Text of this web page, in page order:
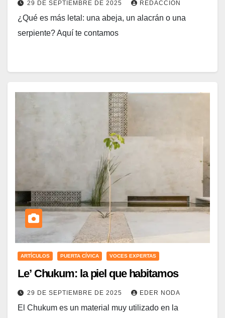
29 DE SEPTIEMBRE DE 2025 REDACCIÓN
¿Qué es más letal: una abeja, un alacrán o una
serpiente? Aquí te contamos
ARTÍCULOS PUERTA CÍVICA VOCES EXPERTAS
Le’ Chukum: la piel que habitamos
29 DE SEPTIEMBRE DE 2025 EDER NODA
El Chukum es un material muy utilizado en la